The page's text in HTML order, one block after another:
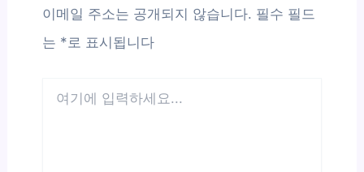
이메일 주소는 공개되지 않습니다. 필수 필드
는 *로 표시됩니다